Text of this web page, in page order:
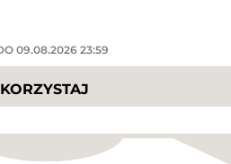
09.08.2026 23:59